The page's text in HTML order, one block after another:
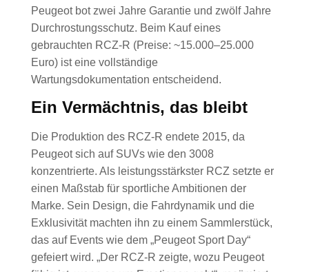
Peugeot bot zwei Jahre Garantie und zwölf Jahre
Durchrostungsschutz. Beim Kauf eines
gebrauchten RCZ-R (Preise: ~15.000–25.000
Euro) ist eine vollständige
Wartungsdokumentation entscheidend.
Ein Vermächtnis, das bleibt
Die Produktion des RCZ-R endete 2015, da
Peugeot sich auf SUVs wie den 3008
konzentrierte. Als leistungsstärkster RCZ setzte er
einen Maßstab für sportliche Ambitionen der
Marke. Sein Design, die Fahrdynamik und die
Exklusivität machten ihn zu einem Sammlerstück,
das auf Events wie dem „Peugeot Sport Day“
gefeiert wird. „Der RCZ-R zeigte, wozu Peugeot